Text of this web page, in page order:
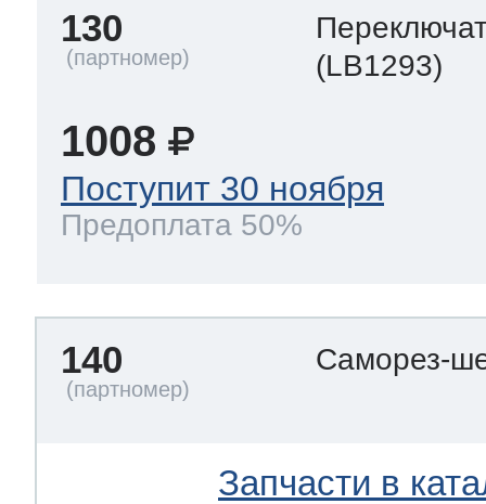
130
(LB1293)
1008
Поступит 30 ноября
Предоплата 50%
140 Саморез-
Запчасти в